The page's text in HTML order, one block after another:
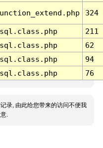
324
211
62
94
76
录, 由此给您带来的访问不便我
.